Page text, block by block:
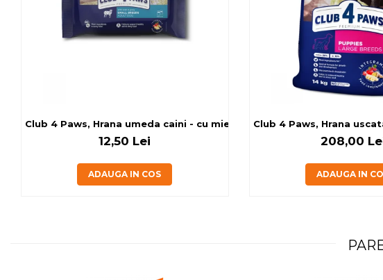
Club 4 Paws, Hrana umeda caini - cu miel, set 5+1, 6x80 g
12,50 Lei
ADAUGA IN COS
Club 4 Paws, Hrana
208,00
ADAUGA IN